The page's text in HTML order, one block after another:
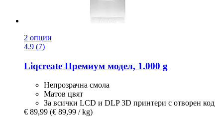
2 опции
4.9 (7)
Liqcreate Премиум модел, 1.000 g
Непрозрачна смола
Матов цвят
За всички LCD и DLP 3D принтери с отворен код
€ 89,99 (€ 89,99 / kg)